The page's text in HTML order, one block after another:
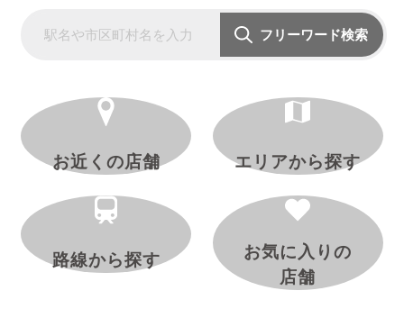
フリーワード検索
お近くの店舗 エリアから探す
路線から探す
お気に入りの
店舗